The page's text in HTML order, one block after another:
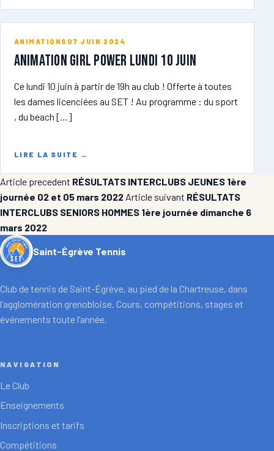
ANIMATIONS 07 JUIN 2024
ANIMATION GIRL POWER lundi 10 juin
Ce lundi 10 juin à partir de 19h au club ! Offerte à toutes
les dames licenciées au SET ! Au programme : du sport
, du beach […]
LIRE LA SUITE →
Article precedent RÉSULTATS INTERCLUBS JEUNES 1ère
journée 02 et 05 mars 2022 Article suivant RÉSULTATS
INTERCLUBS SENIORS HOMMES 1ère journée dimanche 6
mars 2022
Saint-Égrève Tennis
Club de tennis de Saint-Égrève, au pied de la Chartreuse, dans
l’agglomération grenobloise. Cours, compétitions, stages et
événements toute l’année.
NAVIGATION
Le Club
Enseignements
Inscriptions et tarifs
Compétitions